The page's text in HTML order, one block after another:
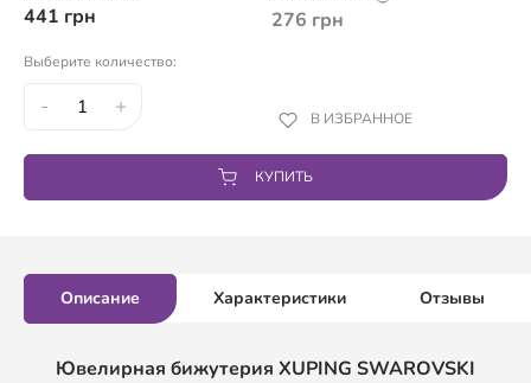
441 грн 276 грн
Выберите количество:
- + В ИЗБРАННОЕ
КУПИТЬ
Описание Характеристики Отзывы
Ювелирная бижутерия XUPING SWAROVSKI